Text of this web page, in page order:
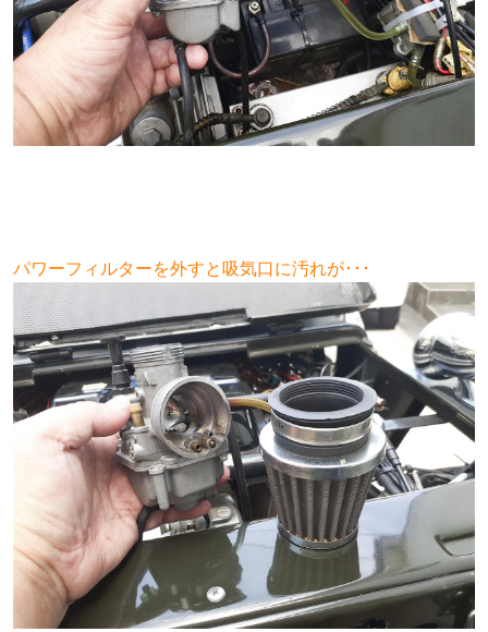
パワーフィルターを外すと吸気口に汚れが･･･